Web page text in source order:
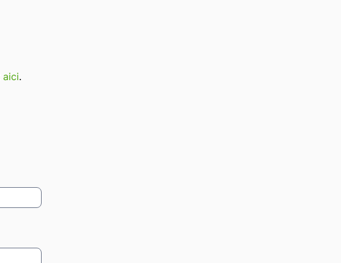
aici.
Website: